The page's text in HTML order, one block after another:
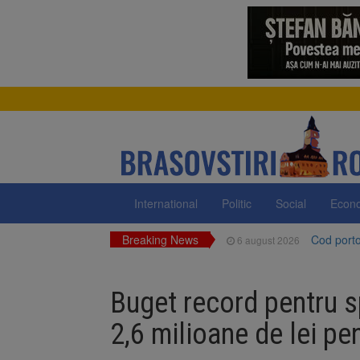
International Politic Social
Breaking News 6 august 2026 Cod
Bărbat
6 august 2026 Urmele
6 august 2026
AUR a
Buget record pentru
2,6 milioane de lei